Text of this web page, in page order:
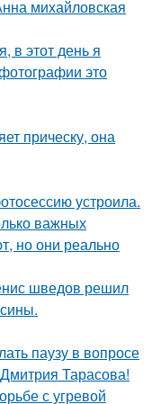
михайловская
в этот день я
это
прическу, она
устроила.
важных
но они реально
шведов решил
паузу в вопросе
Тарасова!
с угревой